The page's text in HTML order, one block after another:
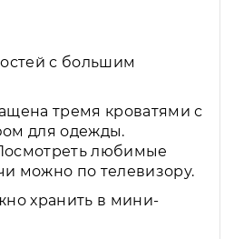
с большим
тремя кроватями с
для одежды.
любимые
можно по телевизору.
хранить в мини-